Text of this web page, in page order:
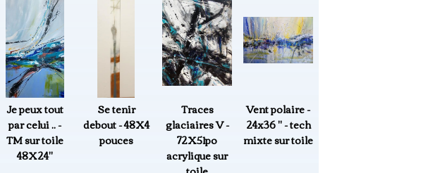
Je peux tout
par celui .. -
TM sur toile
48X24"
Se tenir
debout - 48X4
pouces
Traces
glaciaires V -
72X51po
acrylique sur
Vent polaire -
24x36 " - tech
mixte sur toile